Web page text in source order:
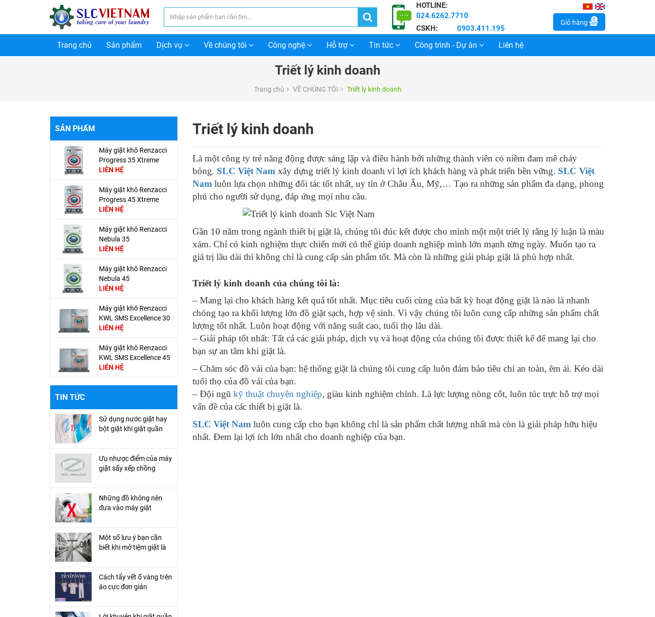
HOTLINE:
024.6262.7710
CSKH:
0903.411.195
Giỏ hàng 0
Trang chủ Sản phẩm Dịch vụ Về chúng tôi Công nghệ Hỗ trợ Tin tức Công trình - Dự án Liên hệ
Trang chủ VỀ CHÚNG TÔI Triết lý kinh doanh
Triết lý kinh doanh
SẢN PHẨM
Máy giặt khô Renzacci
Progress 35 Xtreme
Club
LIÊN HỆ
Máy giặt khô Renzacci
Progress 45 Xtreme
Club
LIÊN HỆ
Máy giặt khô Renzacci
Nebula 35
LIÊN HỆ
Máy giặt khô Renzacci
Nebula 45
LIÊN HỆ
Máy giặt khô Renzacci
KWL SMS Excellence 30
LIÊN HỆ
Máy giặt khô Renzacci
KWL SMS Excellence 45
LIÊN HỆ
TIN TỨC
Sử dụng nước giặt hay
bột giặt khi giặt quần
Ưu nhược điểm của máy
giặt sấy xếp chồng
Những đồ không nên
đưa vào máy giặt
Một số lưu ý bạn cần
biết khi mở tiệm giặt là
Cách tẩy vết ố vàng trên
áo cực đơn giản
Triết lý kinh doanh
Là một công ty trẻ năng động được sáng lập và điều hành bởi những thành viên có niềm đam mê cháy
bỏng. SLC Việt Nam xây dựng triết lý kinh doanh vì lợi ích khách hàng và phát triển bền vững. SLC Việt
Nam luôn lựa chọn những đối tác tốt nhất, uy tín ở Châu Âu, Mỹ,… Tạo ra những sản phẩm đa dạng, phong
phú cho người sử dụng, đáp ứng mọi nhu cầu.
Gần 10 năm trong ngành thiết bị giặt là, chúng tôi đúc kết được cho mình một một triết lý rằng lý luận là màu
xám. Chỉ có kinh nghiệm thực chiến mới có thể giúp doanh nghiệp mình lớn mạnh từng ngày. Muốn tạo ra
giá trị lâu dài thì không chỉ là cung cấp sản phẩm tốt. Mà còn là những giải pháp giặt là phù hợp nhất.
Triết lý kinh doanh của chúng tôi là:
– Mang lại cho khách hàng kết quả tốt nhất. Mục tiêu cuối cùng của bất kỳ hoạt động giặt là nào là nhanh
chóng tạo ra khối lượng lớn đồ giặt sạch, hợp vệ sinh. Vì vậy chúng tôi luôn cung cấp những sản phẩm chất
lượng tốt nhất. Luôn hoạt động với năng suất cao, tuổi thọ lâu dài.
– Giải pháp tốt nhất: Tất cả các giải pháp, dịch vụ và hoạt động của chúng tôi được thiết kế để mang lại cho
bạn sự an tâm khi giặt là.
– Chăm sóc đồ vải của bạn: hệ thống giặt là chúng tôi cung cấp luôn đảm bảo tiêu chí an toàn, êm ái. Kéo dài
tuổi thọ của đồ vải của bạn.
– Đội ngũ kỹ thuật chuyên nghiệp, giàu kinh nghiệm chính. Là lực lượng nòng cốt, luôn túc trực hỗ trợ mọi
vấn đề của các thiết bị giặt là.
SLC Việt Nam luôn cung cấp cho bạn không chỉ là sản phẩm chất lượng nhất mà còn là giải pháp hữu hiệu
nhất. Đem lại lợi ích lớn nhất cho doanh nghiệp của bạn.